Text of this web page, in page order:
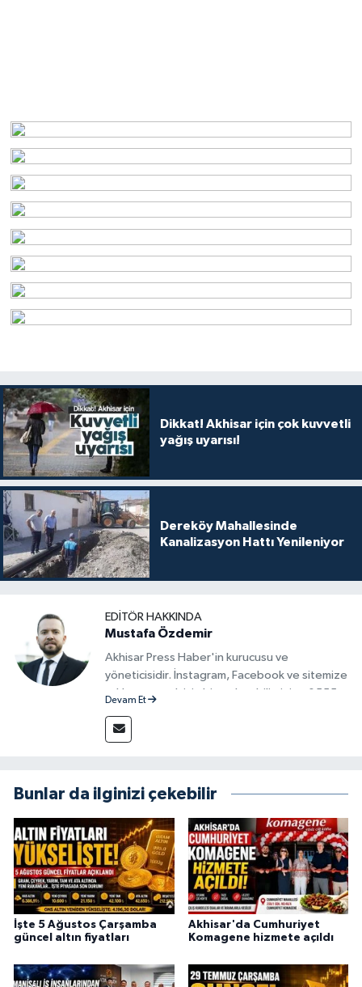
Dikkat! Akhisar için çok kuvvetli
yağış uyarısı!
Dereköy Mahallesinde
Kanalizasyon Hattı Yenileniyor
EDITÖR HAKKINDA
Mustafa Özdemir
Akhisar Press Haber'in kurucusu ve
yöneticisidir. İnstagram, Facebook ve sitemize
reklam vermek için bize ulaşabilirsiniz - 0555
Devam Et
Bunlar da ilginizi çekebilir
İşte 5 Ağustos Çarşamba
güncel altın fiyatları
Akhisar'da Cumhuriyet
Komagene hizmete açıldı
Etiketler